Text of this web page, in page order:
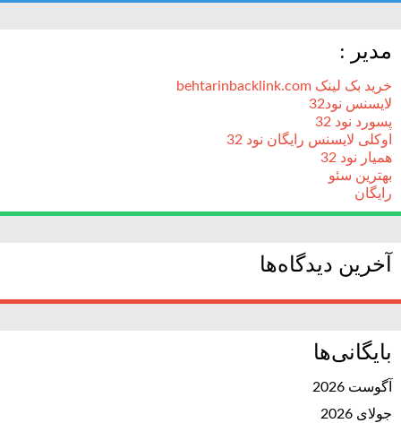
مدیر :
خرید بک لینک behtarinbacklink.com
لایسنس نود32
پسورد نود 32
اوکلی لایسنس رایگان نود 32
همیار نود 32
بهترین سئو
رایگان
آخرین دیدگاه‌ها
بایگانی‌ها
آگوست 2026
جولای 2026